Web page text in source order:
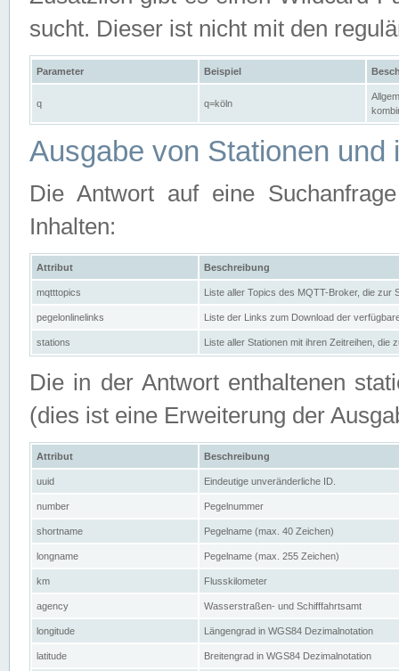
sucht. Dieser ist nicht mit den
Parameter Beispiel
q q=köln
Ausgabe von Stationen und
Die Antwort auf eine
Inhalten:
Attribut Beschreibung
mqtttopics Liste aller Topics des MQTT-Broker, die zur
pegelonlinelinks Liste der Links zum Download der
stations Liste aller Stationen mit ihren Zeitreihen, die
Die in der Antwort enthaltenen
(dies ist eine Erweiterung der
Attribut Beschreibung
uuid Eindeutige unveränderliche ID.
number Pegelnummer
shortname Pegelname (max. 40 Zeichen)
longname Pegelname (max. 255 Zeichen)
km Flusskilometer
agency Wasserstraßen- und Schifffahrtsamt
longitude Längengrad in WGS84 Dezimalnotation
latitude Breitengrad in WGS84 Dezimalnotation